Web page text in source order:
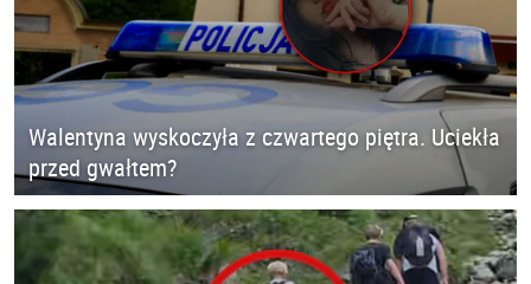
Walentyna wyskoczyła z czwartego piętra. Uciekła
przed gwałtem?